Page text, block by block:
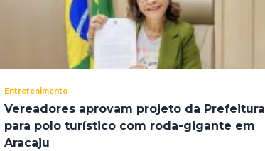
Entretenimento
Vereadores aprovam projeto da Prefeitura
para polo turístico com roda-gigante em
Aracaju